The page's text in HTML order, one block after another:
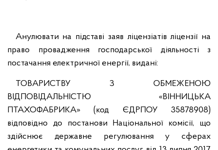
Анулювати на підставі заяв ліцензіатів ліцензії на
право провадження господарської діяльності з
постачання електричної енергії, видані:
ТОВАРИСТВУ З ОБМЕЖЕНОЮ
ВІДПОВІДАЛЬНІСТЮ «ВІННИЦЬКА
ПТАХОФАБРИКА» (код ЄДРПОУ 35878908)
відповідно до постанови Національної комісії, що
здійснює державне регулювання у сферах